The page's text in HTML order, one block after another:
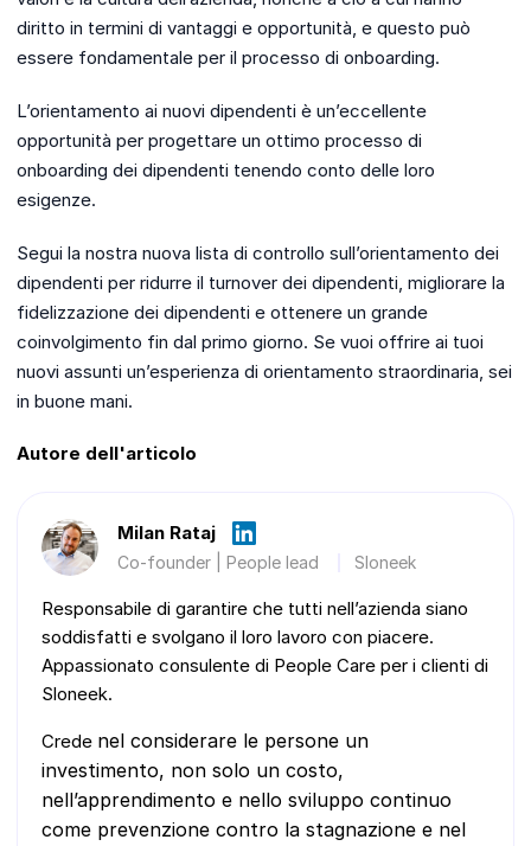
diritto in termini di vantaggi e opportunità, e questo può
essere fondamentale per il processo di onboarding.
L’orientamento ai nuovi dipendenti è un’eccellente
opportunità per progettare un ottimo processo di
onboarding dei dipendenti tenendo conto delle loro
esigenze.
Segui la nostra nuova lista di controllo sull’orientamento dei
dipendenti per ridurre il turnover dei dipendenti, migliorare la
fidelizzazione dei dipendenti e ottenere un grande
coinvolgimento fin dal primo giorno. Se vuoi offrire ai tuoi
nuovi assunti un’esperienza di orientamento straordinaria, sei
in buone mani.
Autore dell'articolo
Milan Rataj
Co-founder | People lead Sloneek
Responsabile di garantire che tutti nell’azienda siano
soddisfatti e svolgano il loro lavoro con piacere.
Appassionato consulente di People Care per i clienti di
Sloneek.
Crede nel considerare le persone un
investimento, non solo un costo,
nell’apprendimento e nello sviluppo continuo
come prevenzione contro la stagnazione e nel